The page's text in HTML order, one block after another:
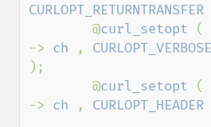
CURLOPT_RETURNTRANSFER
        @
curl_setopt (
-> ch , CURLOPT_VERBOSE
);
        @
curl_setopt (
-> ch , CURLOPT_HEADER